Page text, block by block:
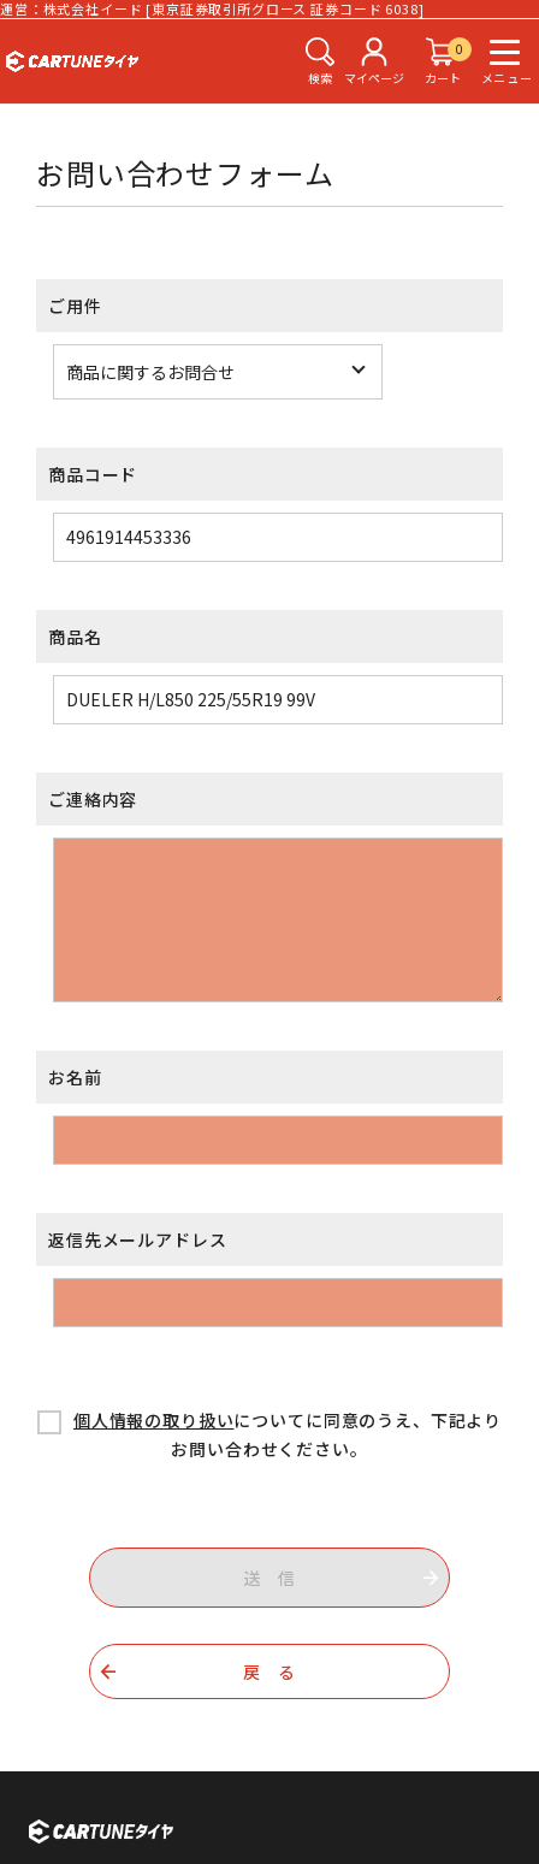
運営：株式会社イード [東京証券取引所グロース 証券コード 6038]
検索 マイページ
0
カート
メニュー
お問い合わせフォーム
ご用件
商品コード
商品名
ご連絡内容
お名前
返信先メールアドレス
個人情報の取り扱いについてに同意のうえ、下記より
お問い合わせください。
送 信
戻 る